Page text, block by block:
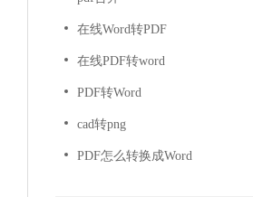
在线Word转PDF
在线PDF转word
PDF转Word
cad转png
PDF怎么转换成Word